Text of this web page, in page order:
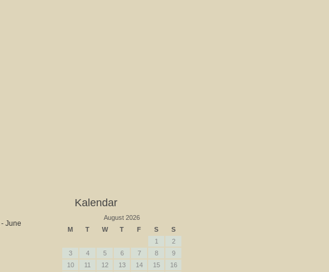
- June
Kalendar
August 2026
M
T W T F S S
1
2
3
4 5 6 7 8
9
10
11 12 13 14 15
16